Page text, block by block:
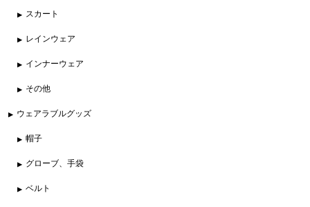
スカート
レインウェア
インナーウェア
その他
ウェアラブルグッズ
帽子
グローブ、手袋
ベルト